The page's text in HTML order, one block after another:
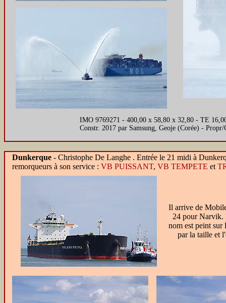
IMO 9769271 - 400,00 x 58,80 x 32,80 - TE
Constr. 2017 par Samsung, Geoje (Corée) -
Dunkerque - Christophe De Langhe . Entrée le 21 midi à
remorqueurs à son service : VB PUISSANT, VB TEMPETE et
Il arrive de
24 pour Narvik.
nom est peint sur
par la taille et